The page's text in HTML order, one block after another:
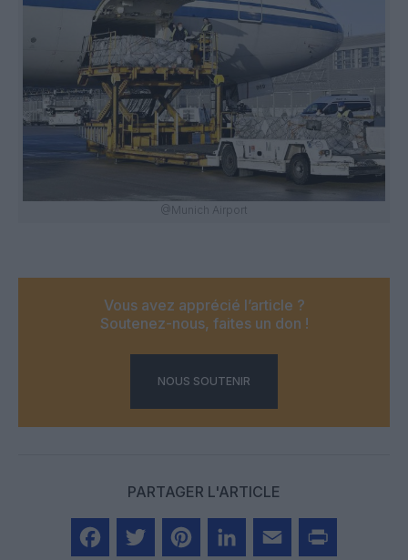
@Munich Airport
Vous avez apprécié l’article ?
Soutenez-nous, faites un don !
NOUS SOUTENIR
PARTAGER L'ARTICLE